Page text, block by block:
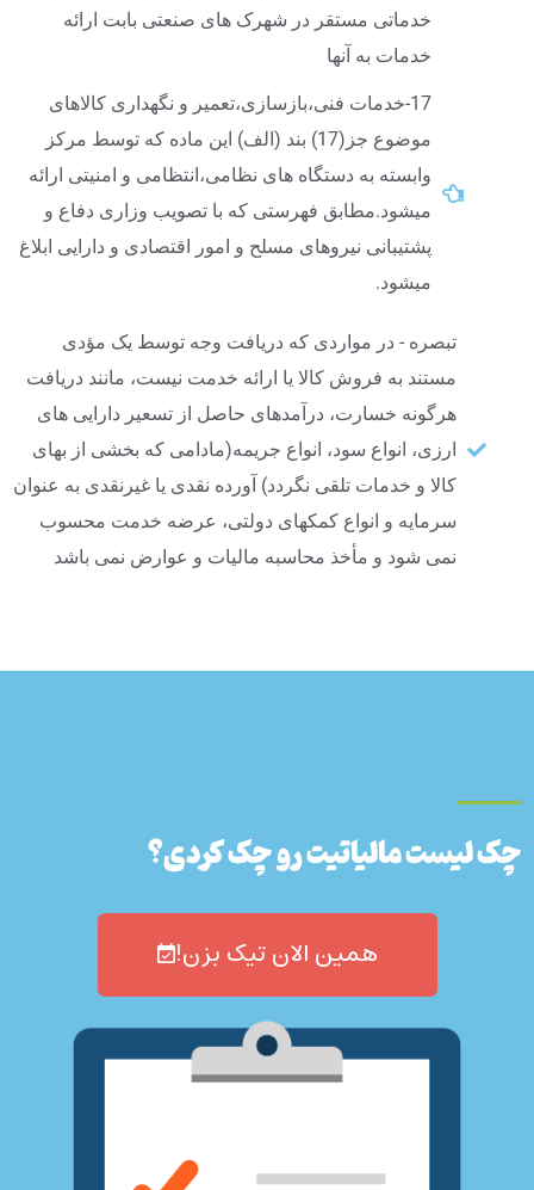
خدماتی مستقر در شهرک های صنعتی بابت ارائه
خدمات به آنها
17-خدمات فنی،بازسازی،تعمیر و نگهداری کالاهای
موضوع جز(17) بند (الف) این ماده که توسط مرکز
وابسته به دستگاه های نظامی،انتظامی و امنیتی ارائه
میشود.مطابق فهرستی که با تصویب وزاری دفاع و
پشتیبانی نیروهای مسلح و امور اقتصادی و دارایی ابلاغ
میشود.
تبصره - در مواردی که دریافت وجه توسط یک مؤدی
مستند به فروش کالا یا ارائه خدمت نیست، مانند دریافت
هرگونه خسارت، درآمدهای حاصل از تسعیر دارایی های
ارزی، انواع سود، انواع جریمه(مادامی که بخشی از بهای
کالا و خدمات تلقی نگردد) آورده نقدی یا غیرنقدی به عنوان
سرمایه و انواع کمکهای دولتی، عرضه خدمت محسوب
نمی شود و مأخذ محاسبه مالیات و عوارض نمی باشد
چک لیست مالیاتیت رو چک کردی؟
همین الان تیک بزن!